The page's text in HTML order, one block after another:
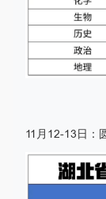
11月12-13日：